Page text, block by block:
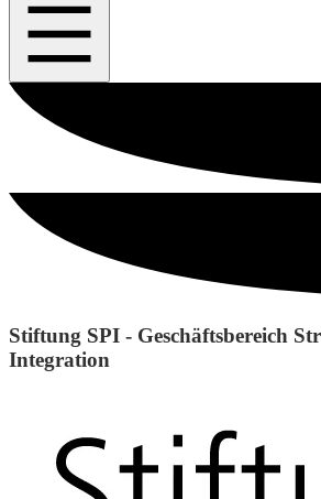
Stiftung SPI - Geschäftsbereich
Integration